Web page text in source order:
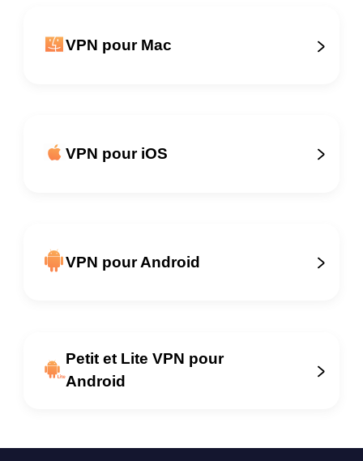
VPN pour Mac
VPN pour iOS
VPN pour Android
Petit et Lite VPN pour
Android